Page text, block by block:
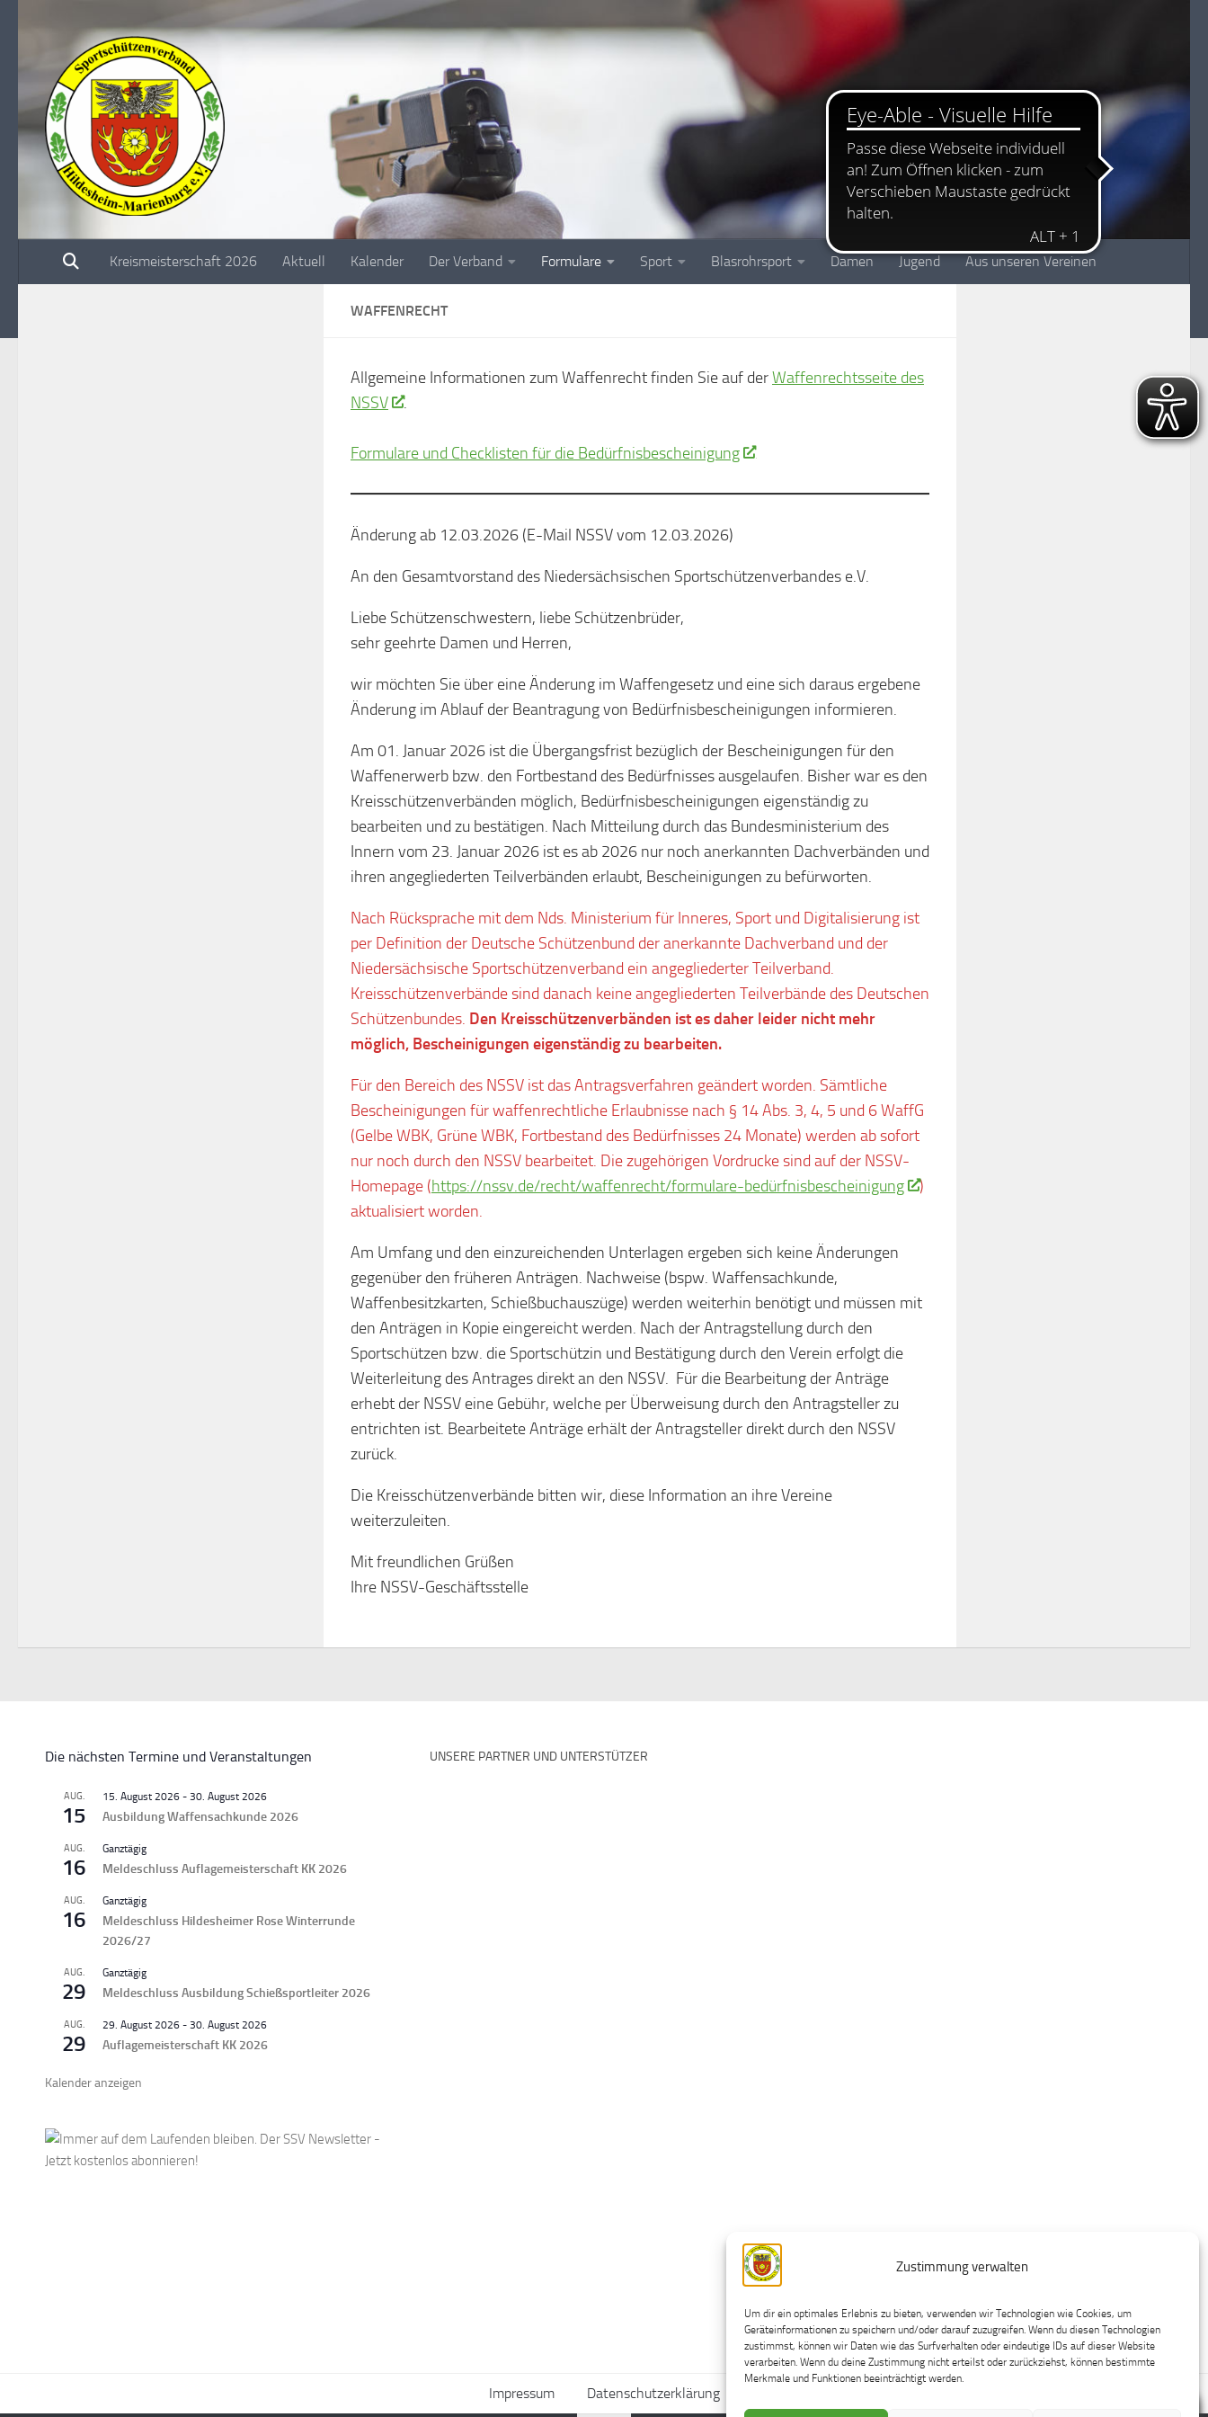
Zustimmung verwalten
Um dir ein optimales Erlebnis zu bieten, verwenden wir Technologien wie Cookies, um
Geräteinformationen zu speichern und/oder darauf zuzugreifen. Wenn du diesen Technologien
zustimmst, können wir Daten wie das Surfverhalten oder eindeutige IDs auf dieser Website
verarbeiten. Wenn du deine Zustimmung nicht erteilst oder zurückziehst, können bestimmte
Merkmale und Funktionen beeinträchtigt werden.
Unter dem Inhalt
Kreismeisterschaft 2026 Aktuell Kalender Der Verband Formulare Sport Blasrohrsport Damen Jugend Aus unseren Vereinen
WAFFENRECHT
Allgemeine Informationen zum Waffenrecht finden Sie auf derWaffenrechtsseite des
NSSV
.
Formulare und Checklisten für die Bedürfnisbescheinigung
Änderung ab 12.03.2026 (E-Mail NSSV vom 12.03.2026)
An den Gesamtvorstand des Niedersächsischen Sportschützenverbandes e.V.
Liebe Schützenschwestern, liebe Schützenbrüder,
sehr geehrte Damen und Herren,
wir möchten Sie über eine Änderung im Waffengesetz und eine sich daraus ergebene
Änderung im Ablauf der Beantragung von Bedürfnisbescheinigungen informieren.
Am 01. Januar 2026 ist die Übergangsfrist bezüglich der Bescheinigungen für den
Waffenerwerb bzw. den Fortbestand des Bedürfnisses ausgelaufen. Bisher war es den
Kreisschützenverbänden möglich, Bedürfnisbescheinigungen eigenständig zu
bearbeiten und zu bestätigen. Nach Mitteilung durch das Bundesministerium des
Innern vom 23. Januar 2026 ist es ab 2026 nur noch anerkannten Dachverbänden und
ihren angegliederten Teilverbänden erlaubt, Bescheinigungen zu befürworten.
Nach Rücksprache mit dem Nds. Ministerium für Inneres, Sport und Digitalisierung ist
per Definition der Deutsche Schützenbund der anerkannte Dachverband und der
Niedersächsische Sportschützenverband ein angegliederter Teilverband.
Kreisschützenverbände sind danach keine angegliederten Teilverbände des Deutschen
Schützenbundes. Den Kreisschützenverbänden ist es daher leider nicht mehr
möglich, Bescheinigungen eigenständig zu bearbeiten.
Für den Bereich des NSSV ist das Antragsverfahren geändert worden. Sämtliche
Bescheinigungen für waffenrechtliche Erlaubnisse nach § 14 Abs. 3, 4, 5 und 6 WaffG
(Gelbe WBK, Grüne WBK, Fortbestand des Bedürfnisses 24 Monate) werden ab sofort
nur noch durch den NSSV bearbeitet. Die zugehörigen Vordrucke sind auf der NSSV-
Homepage (https://nssv.de/recht/waffenrecht/formulare-bedürfnisbescheinigung
)
aktualisiert worden.
Am Umfang und den einzureichenden Unterlagen ergeben sich keine Änderungen
gegenüber den früheren Anträgen. Nachweise (bspw. Waffensachkunde,
Waffenbesitzkarten, Schießbuchauszüge) werden weiterhin benötigt und müssen mit
den Anträgen in Kopie eingereicht werden. Nach der Antragstellung durch den
Sportschützen bzw. die Sportschützin und Bestätigung durch den Verein erfolgt die
Weiterleitung des Antrages direkt an den NSSV. Für die Bearbeitung der Anträge
erhebt der NSSV eine Gebühr, welche per Überweisung durch den Antragsteller zu
entrichten ist. Bearbeitete Anträge erhält der Antragsteller direkt durch den NSSV
zurück.
Die Kreisschützenverbände bitten wir, diese Information an ihre Vereine
weiterzuleiten.
Mit freundlichen Grüßen
Ihre NSSV-Geschäftsstelle
Die nächsten Termine und Veranstaltungen
AUG.
15
15. August 2026 - 30. August 2026
Ausbildung Waffensachkunde 2026
AUG.
16
Ganztägig
Meldeschluss Auflagemeisterschaft KK 2026
AUG.
16
Ganztägig
Meldeschluss Hildesheimer Rose Winterrunde
2026/27
AUG.
29
Ganztägig
Meldeschluss Ausbildung Schießsportleiter 2026
AUG.
29
29. August 2026 - 30. August 2026
Auflagemeisterschaft KK 2026
Kalender anzeigen
UNSERE PARTNER UND UNTERSTÜTZER
Impressum Datenschutzerklärung